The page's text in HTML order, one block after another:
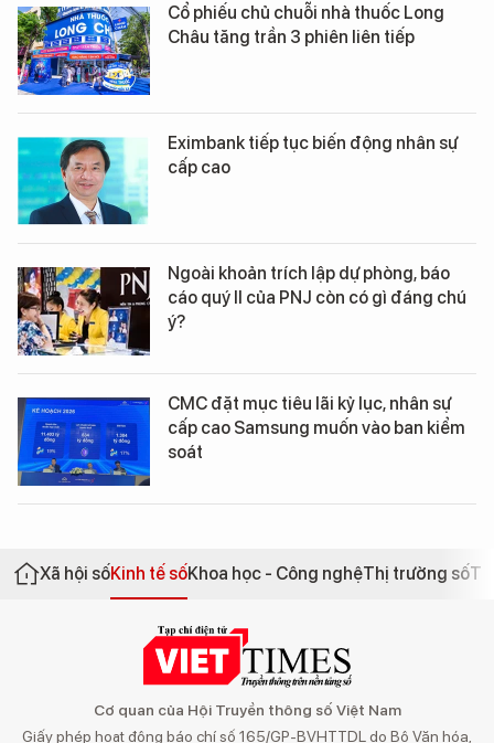
Cổ phiếu chủ chuỗi nhà thuốc Long
Châu tăng trần 3 phiên liên tiếp
Eximbank tiếp tục biến động nhân sự
cấp cao
Ngoài khoản trích lập dự phòng, báo
cáo quý II của PNJ còn có gì đáng chú
ý?
CMC đặt mục tiêu lãi kỷ lục, nhân sự
cấp cao Samsung muốn vào ban kiểm
soát
Xã hội sốKinh tế sốKhoa học - Công nghệThị trường số
Cơ quan của Hội Truyền thông số Việt Nam
Giấy phép hoạt động báo chí số 165/GP-BVHTTDL do Bộ Văn hóa,